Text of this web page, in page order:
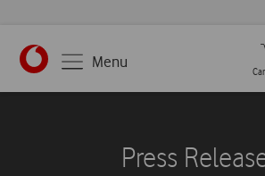
https://www.vodafone.pt
Menu
Press